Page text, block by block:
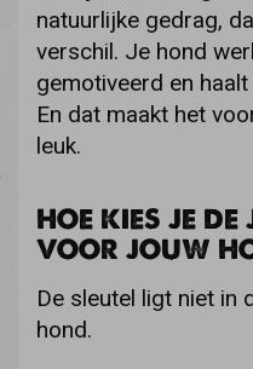
natuurlijke gedrag,
verschil. Je hond
gemotiveerd en
En dat maakt het
leuk.
HOE KIES JE DE
VOOR JOUW
De sleutel ligt niet in
hond.